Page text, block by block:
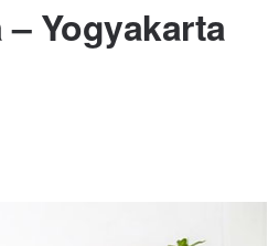
Yogyakarta